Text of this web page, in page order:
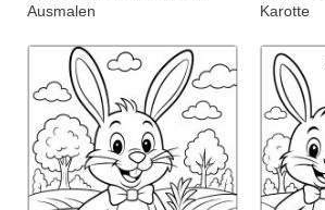
Ausmalen
Karotte